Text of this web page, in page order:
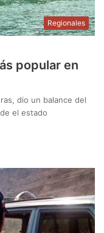
Regionales
popular en
dio un balance del
el estado